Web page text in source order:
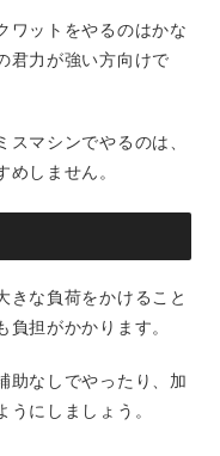
ワットをやるのはかな
君力が強い方向けで
マシンでやるのは、
めしません。
きな負荷をかけること
担がかかります。
助なしでやったり、加
にしましょう。